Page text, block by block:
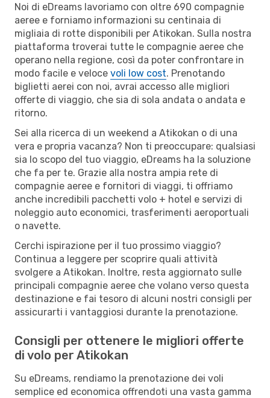
Noi di eDreams lavoriamo con oltre 690 compagnie
aeree e forniamo informazioni su centinaia di
migliaia di rotte disponibili per Atikokan. Sulla nostra
piattaforma troverai tutte le compagnie aeree che
operano nella regione, così da poter confrontare in
modo facile e veloce voli low cost. Prenotando
biglietti aerei con noi, avrai accesso alle migliori
offerte di viaggio, che sia di sola andata o andata e
ritorno.
Sei alla ricerca di un weekend a Atikokan o di una
vera e propria vacanza? Non ti preoccupare: qualsiasi
sia lo scopo del tuo viaggio, eDreams ha la soluzione
che fa per te. Grazie alla nostra ampia rete di
compagnie aeree e fornitori di viaggi, ti offriamo
anche incredibili pacchetti volo + hotel e servizi di
noleggio auto economici, trasferimenti aeroportuali
o navette.
Cerchi ispirazione per il tuo prossimo viaggio?
Continua a leggere per scoprire quali attività
svolgere a Atikokan. Inoltre, resta aggiornato sulle
principali compagnie aeree che volano verso questa
destinazione e fai tesoro di alcuni nostri consigli per
assicurarti i vantaggiosi durante la prenotazione.
Consigli per ottenere le migliori offerte
di volo per Atikokan
Su eDreams, rendiamo la prenotazione dei voli
semplice ed economica offrendoti una vasta gamma